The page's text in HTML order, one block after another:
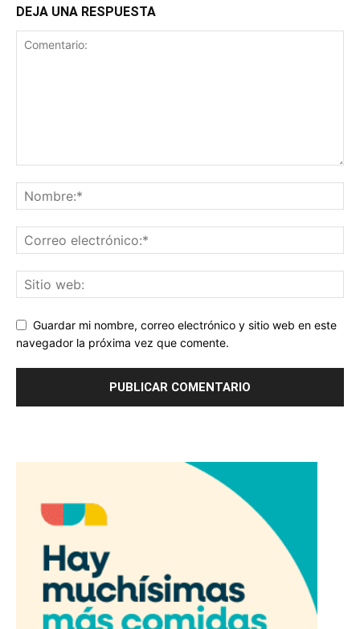
DEJA UNA RESPUESTA
Guardar mi nombre, correo electrónico y sitio web en este
navegador la próxima vez que comente.